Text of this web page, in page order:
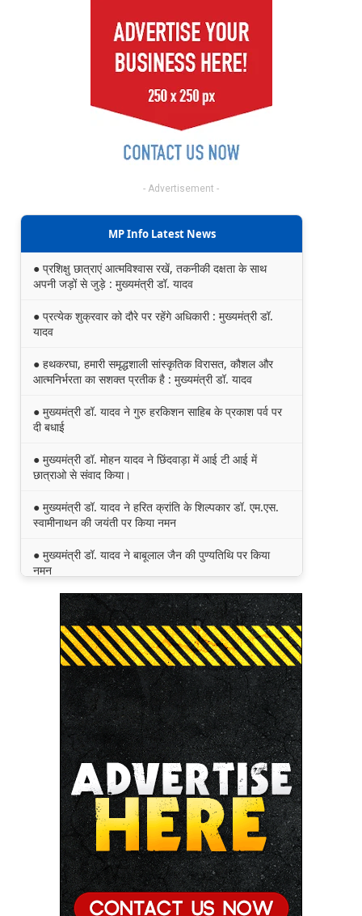
- Advertisement -
MP Info Latest News
● प्रशिक्षु छात्राएं आत्मविश्वास रखें, तकनीकी दक्षता के साथ
अपनी जड़ों से जुड़े : मुख्यमंत्री डॉ. यादव
● प्रत्येक शुक्रवार को दौरे पर रहेंगे अधिकारी : मुख्यमंत्री डॉ.
यादव
● हथकरघा, हमारी समृद्धशाली सांस्कृतिक विरासत, कौशल और
आत्मनिर्भरता का सशक्त प्रतीक है : मुख्यमंत्री डॉ. यादव
● मुख्यमंत्री डॉ. यादव ने गुरु हरकिशन साहिब के प्रकाश पर्व पर
दी बधाई
● मुख्यमंत्री डॉ. मोहन यादव ने छिंदवाड़ा में आई टी आई में
छात्राओ से संवाद किया।
● मुख्यमंत्री डॉ. यादव ने हरित क्रांति के शिल्पकार डॉ. एम.एस.
स्वामीनाथन की जयंती पर किया नमन
● मुख्यमंत्री डॉ. यादव ने बाबूलाल जैन की पुण्यतिथि पर किया
नमन
● मुख्यमंत्री डॉ. यादव ने गुरुदेव रवीन्द्रनाथ टैगोर की पुण्यतिथि
पर की श्रद्धांजलि अर्पित